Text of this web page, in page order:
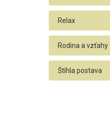
Relax
Rodina a vzťahy
Štíhla postava